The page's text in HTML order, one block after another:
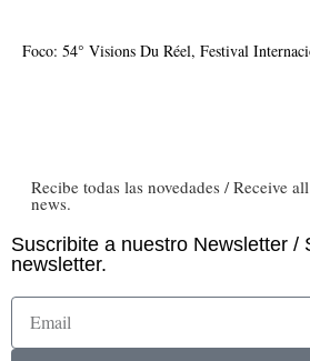
Foco: 54° Visions Du Réel, Festival
Recibe todas las novedades / Receive
news.
Suscribite a nuestro Newsletter /
newsletter.